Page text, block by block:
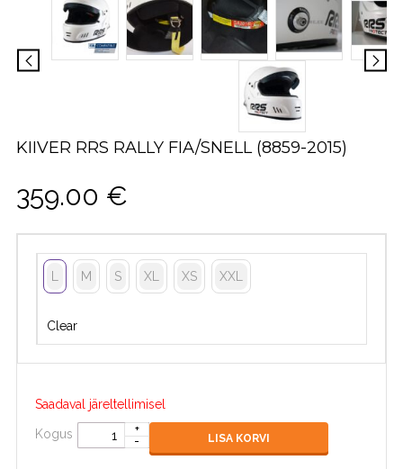
KIIVER RRS RALLY FIA/SNELL (8859-2015)
359.00 €
M S XL XS XXL
Clear
Saadaval järeltellimisel
Kogus LISA KORVI